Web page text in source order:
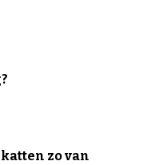
zo van